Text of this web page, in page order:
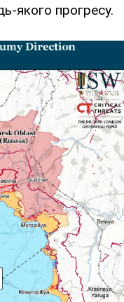
якого прогресу.